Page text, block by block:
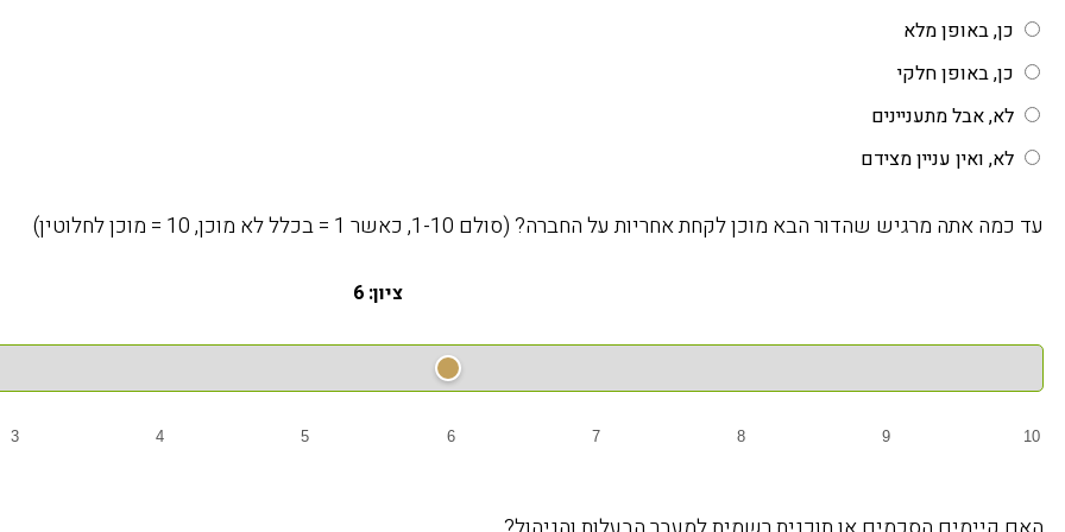
כן, באופן מלא
כן, באופן חלקי
לא, אבל מתעניינים
לא, ואין עניין מצידם
עד כמה אתה מרגיש שהדור הבא מוכן לקחת אחריות על החברה? (סולם 1-10, כאשר 1 = בכלל לא מוכן, 10 = מוכן לחלוטין)
ציון: 6
3 4 5 6 7 8 9 10